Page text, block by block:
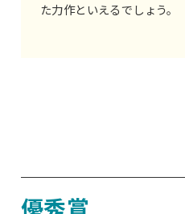
た力作といえるでしょう。